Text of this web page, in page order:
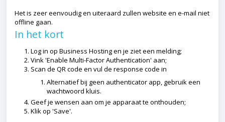
Het is zeer eenvoudig en uiteraard zullen website en e-mail niet
offline gaan.
In het kort
Log in op Business Hosting en je ziet een melding;
Vink 'Enable Multi-Factor Authentication' aan;
Scan de QR code en vul de response code in
Alternatief bij geen authenticator app, gebruik een
wachtwoord kluis.
Geef je wensen aan om je apparaat te onthouden;
Klik op 'Save'.